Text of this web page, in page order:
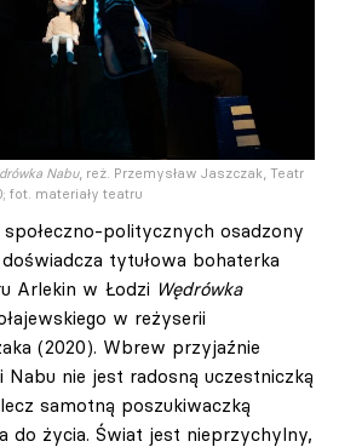
Nabu, reż. Przemysław Jaszczak, Teatr
fot. materiały teatru
politycznych osadzony
tytułowa bohaterka
Arlekin w Łodzi Wędrówka
w reżyserii
(2020). Wbrew przyjaźnie
Nabu nie jest radosną uczestniczką
samotną poszukiwaczką
do życia. Świat jest nieprzychylny,